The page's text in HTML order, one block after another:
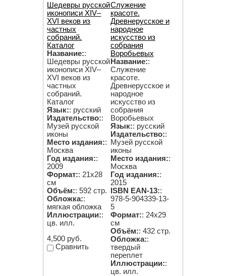
Шедевры русской
иконописи XIV–
XVI веков из
частных
собраний.
Каталог
Название::
Шедевры русской
иконописи XIV–
XVI веков из
частных
собраний.
Каталог
Язык:: русский
Издательство::
Музей русской
иконы
Место издания::
Москва
Год издания::
2009
Формат:: 21х28
см
Объём:: 592 стр.
Обложка::
мягкая обложка
Иллюстрации::
цв. илл.
4,500 руб.
Сравнить
Служение
красоте.
Древнерусское и
народное
искусство из
собрания
Воробьевых
Название::
Служение
красоте.
Древнерусское и
народное
искусство из
собрания
Воробьевых
Язык:: русский
Издательство::
Музей русской
иконы
Место издания::
Москва
Год издания::
2015
ISBN EAN-13::
978-5-904339-13-
5
Формат:: 24х29
см
Объём:: 432 стр.
Обложка::
твердый
переплет
Иллюстрации::
цв. илл.